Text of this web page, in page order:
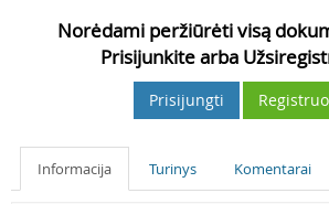
Norėdami peržiūrėti visą
Prisijunkite arba
Prisijungti
Informacija Turinys Komentarai